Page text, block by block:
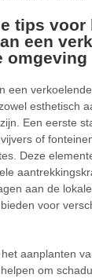
tips voor
een
omgeving
een
esthetisch
Een eerste
of
Deze
aan de
voor
aanplanten
om